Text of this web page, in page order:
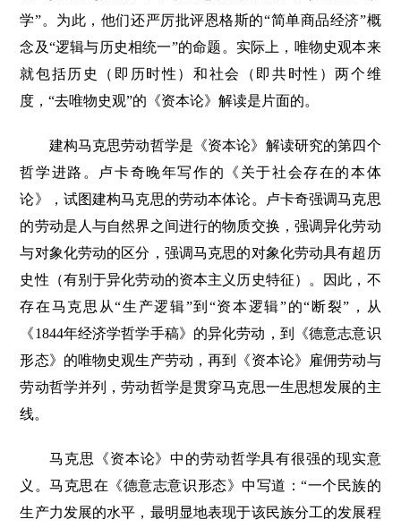
学”。为此，他们还严厉批评恩格斯的“简单商品经济”概
念及“逻辑与历史相统一”的命题。实际上，唯物史观本来
就包括历史（即历时性）和社会（即共时性）两个维
度，“去唯物史观”的《资本论》解读是片面的。
建构马克思劳动哲学是《资本论》解读研究的第四个
哲学进路。卢卡奇晚年写作的《关于社会存在的本体
论》，试图建构马克思的劳动本体论。卢卡奇强调马克思
的劳动是人与自然界之间进行的物质交换，强调异化劳动
与对象化劳动的区分，强调马克思的对象化劳动具有超历
史性（有别于异化劳动的资本主义历史特征）。因此，不
存在马克思从“生产逻辑”到“资本逻辑”的“断裂”，从
《1844年经济学哲学手稿》的异化劳动，到《德意志意识
形态》的唯物史观生产劳动，再到《资本论》雇佣劳动与
劳动哲学并列，劳动哲学是贯穿马克思一生思想发展的主
线。
马克思《资本论》中的劳动哲学具有很强的现实意
义。马克思在《德意志意识形态》中写道：“一个民族的
生产力发展的水平，最明显地表现于该民族分工的发展程